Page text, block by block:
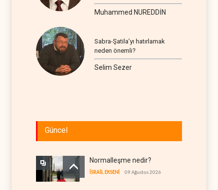
seyir
Muhammed NUREDDİN
Sabra-Şatila’yı hatırlamak
neden önemli?
Selim Sezer
Güncel
Normalleşme nedir?
İSRAİL EKSENİ 09 Ağustos 2026